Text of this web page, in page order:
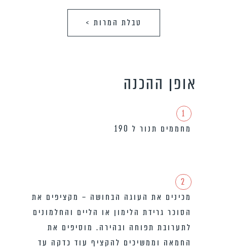
טבלת המרות >
אופן ההכנה
1
מחממים תנור ל 190
2
מכינים את העוגה הבחושה – מקציפים את
הסוכר גרידת הלימון או הליים והחלמונים
לתערובת תפוחה ובהירה. מוסיפים את
החמאה וממשיכים להקציף עוד כדקה עד